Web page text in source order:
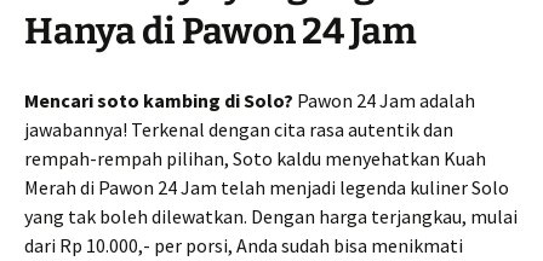
Hanya di Pawon 24 Jam
Mencari soto kambing di Solo? Pawon 24 Jam adalah
jawabannya! Terkenal dengan cita rasa autentik dan
rempah-rempah pilihan, Soto kaldu menyehatkan Kuah
Merah di Pawon 24 Jam telah menjadi legenda kuliner Solo
yang tak boleh dilewatkan. Dengan harga terjangkau, mulai
dari Rp 10.000,- per porsi, Anda sudah bisa menikmati